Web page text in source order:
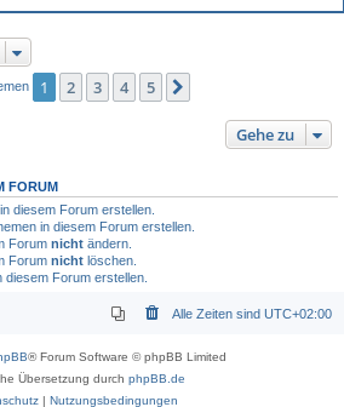
1 2 3 4 5
Gehe zu
FORUM
diesem Forum erstellen.
in diesem Forum erstellen.
Forum nicht ändern.
Forum nicht löschen.
diesem Forum erstellen.
Alle Zeiten sind UTC+02:00
® Forum Software © phpBB Limited
Übersetzung durch phpBB.de
| Nutzungsbedingungen